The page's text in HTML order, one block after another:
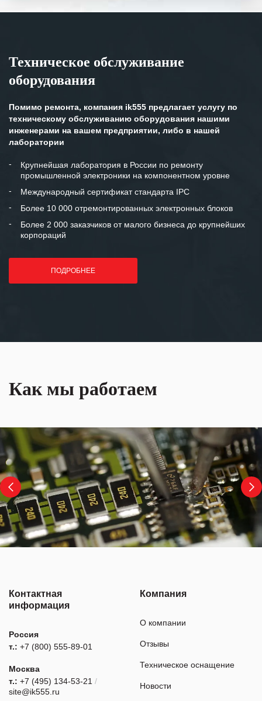
Особенно хочется отметить высокую
клиентоориентированность
готовность помочь в самых сложных
и доверительные партнерские
отношения и искренне желаем
«Инженерной компании «555» долгих
Техническое обслуживание
оборудования
Помимо ремонта, компания ik555 предлагает услугу по
техническому обслуживанию оборудования нашими
инженерами на вашем предприятии, либо в нашей
лаборатории
Крупнейшая лаборатория в России по ремонту
промышленной электроники на компонентном уровне
Международный сертификат стандарта IPC
Более 10 000 отремонтированных электронных блоков
Более 2 000 заказчиков от малого бизнеса до крупнейших
корпораций
ПОДРОБНЕЕ
Как мы работаем
Контактная
информация
Россия
т.: +7 (800) 555-89-01
Москва
т.: +7 (495) 134-53-21 /
site@ik555.ru
Компания
О компании
Отзывы
Техническое оснащение
Новости